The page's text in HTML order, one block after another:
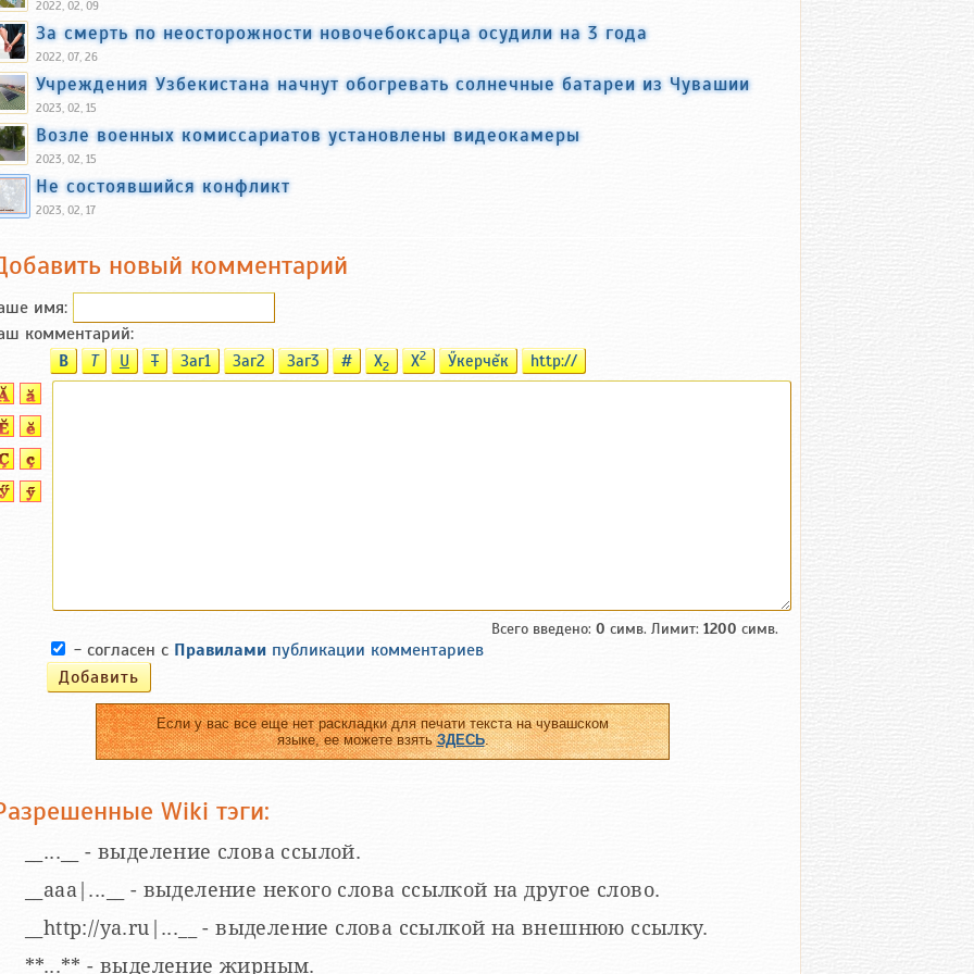
2022, 02, 09
За смерть по неосторожности новочебоксарца осудили на 3 года
2022, 07, 26
Учреждения Узбекистана начнут обогревать солнечные батареи из Чувашии
2023, 02, 15
Возле военных комиссариатов установлены видеокамеры
2023, 02, 15
Не состоявшийся конфликт
2023, 02, 17
новый комментарий
имя:
комментарий:
B T U T Заг1 Заг2 Заг3 # X2 X2 Ӳкерчĕк http://
Всего введено: 0 симв. Лимит: 1200 симв.
- согласен с Правилами публикации комментариев
Если у вас все еще нет раскладки для печати текста на чувашском
языке, ее можете взятьЗДЕСЬ.
Wiki тэги:
__...__ - выделение слова ссылой.
__aaa|...__ - выделение некого слова ссылкой на другое слово.
__http://ya.ru|...__ - выделение слова ссылкой на внешнюю ссылку.
**...** - выделение жирным.